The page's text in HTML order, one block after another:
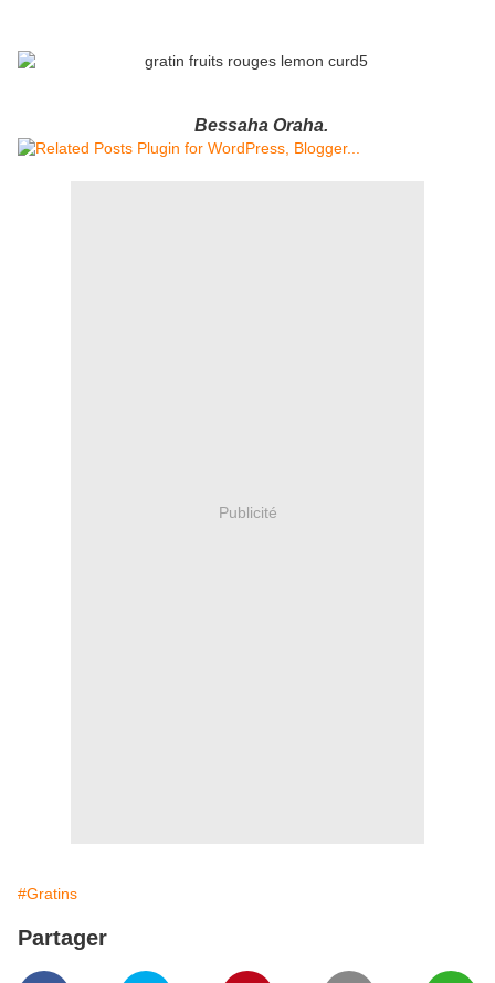
Bessaha Oraha.
Publicité
#Gratins
Partager